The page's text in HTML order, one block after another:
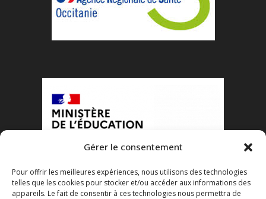
Gérer le consentement
Pour offrir les meilleures expériences, nous utilisons des technologies
telles que les cookies pour stocker et/ou accéder aux informations des
appareils. Le fait de consentir à ces technologies nous permettra de